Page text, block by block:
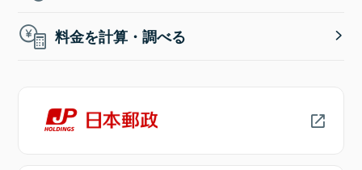
料金を計算・調べる